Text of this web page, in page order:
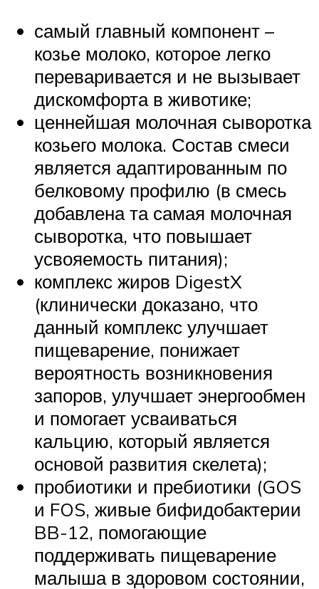
самый главный компонент –
козье молоко, которое легко
переваривается и не вызывает
дискомфорта в животике;
ценнейшая молочная сыворотка
козьего молока. Состав смеси
является адаптированным по
белковому профилю (в смесь
добавлена та самая молочная
сыворотка, что повышает
усвояемость питания);
комплекс жиров DigestX
(клинически доказано, что
данный комплекс улучшает
пищеварение, понижает
вероятность возникновения
запоров, улучшает энергообмен
и помогает усваиваться
кальцию, который является
основой развития скелета);
пробиотики и пребиотики (GOS
и FOS, живые бифидобактерии
BB-12, помогающие
поддерживать пищеварение
малыша в здоровом состоянии,